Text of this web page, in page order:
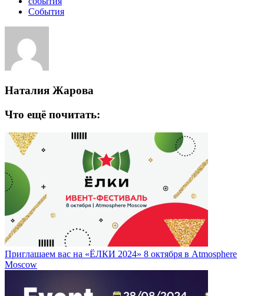
События
Наталия Жарова
Что ещё почитать:
Приглашаем вас на «ЁЛКИ 2024» 8 октября в Atmosphere
Moscow